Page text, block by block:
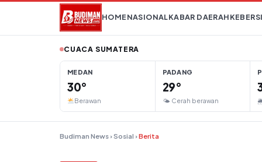
Lompat ke konten
HOMENASIONALKABAR DAERAH
CUACA SUMATERA
MEDAN
30°
Berawan
PADANG
29°
🌤 Cerah berawan
Budiman News ›Sosial ›Berita